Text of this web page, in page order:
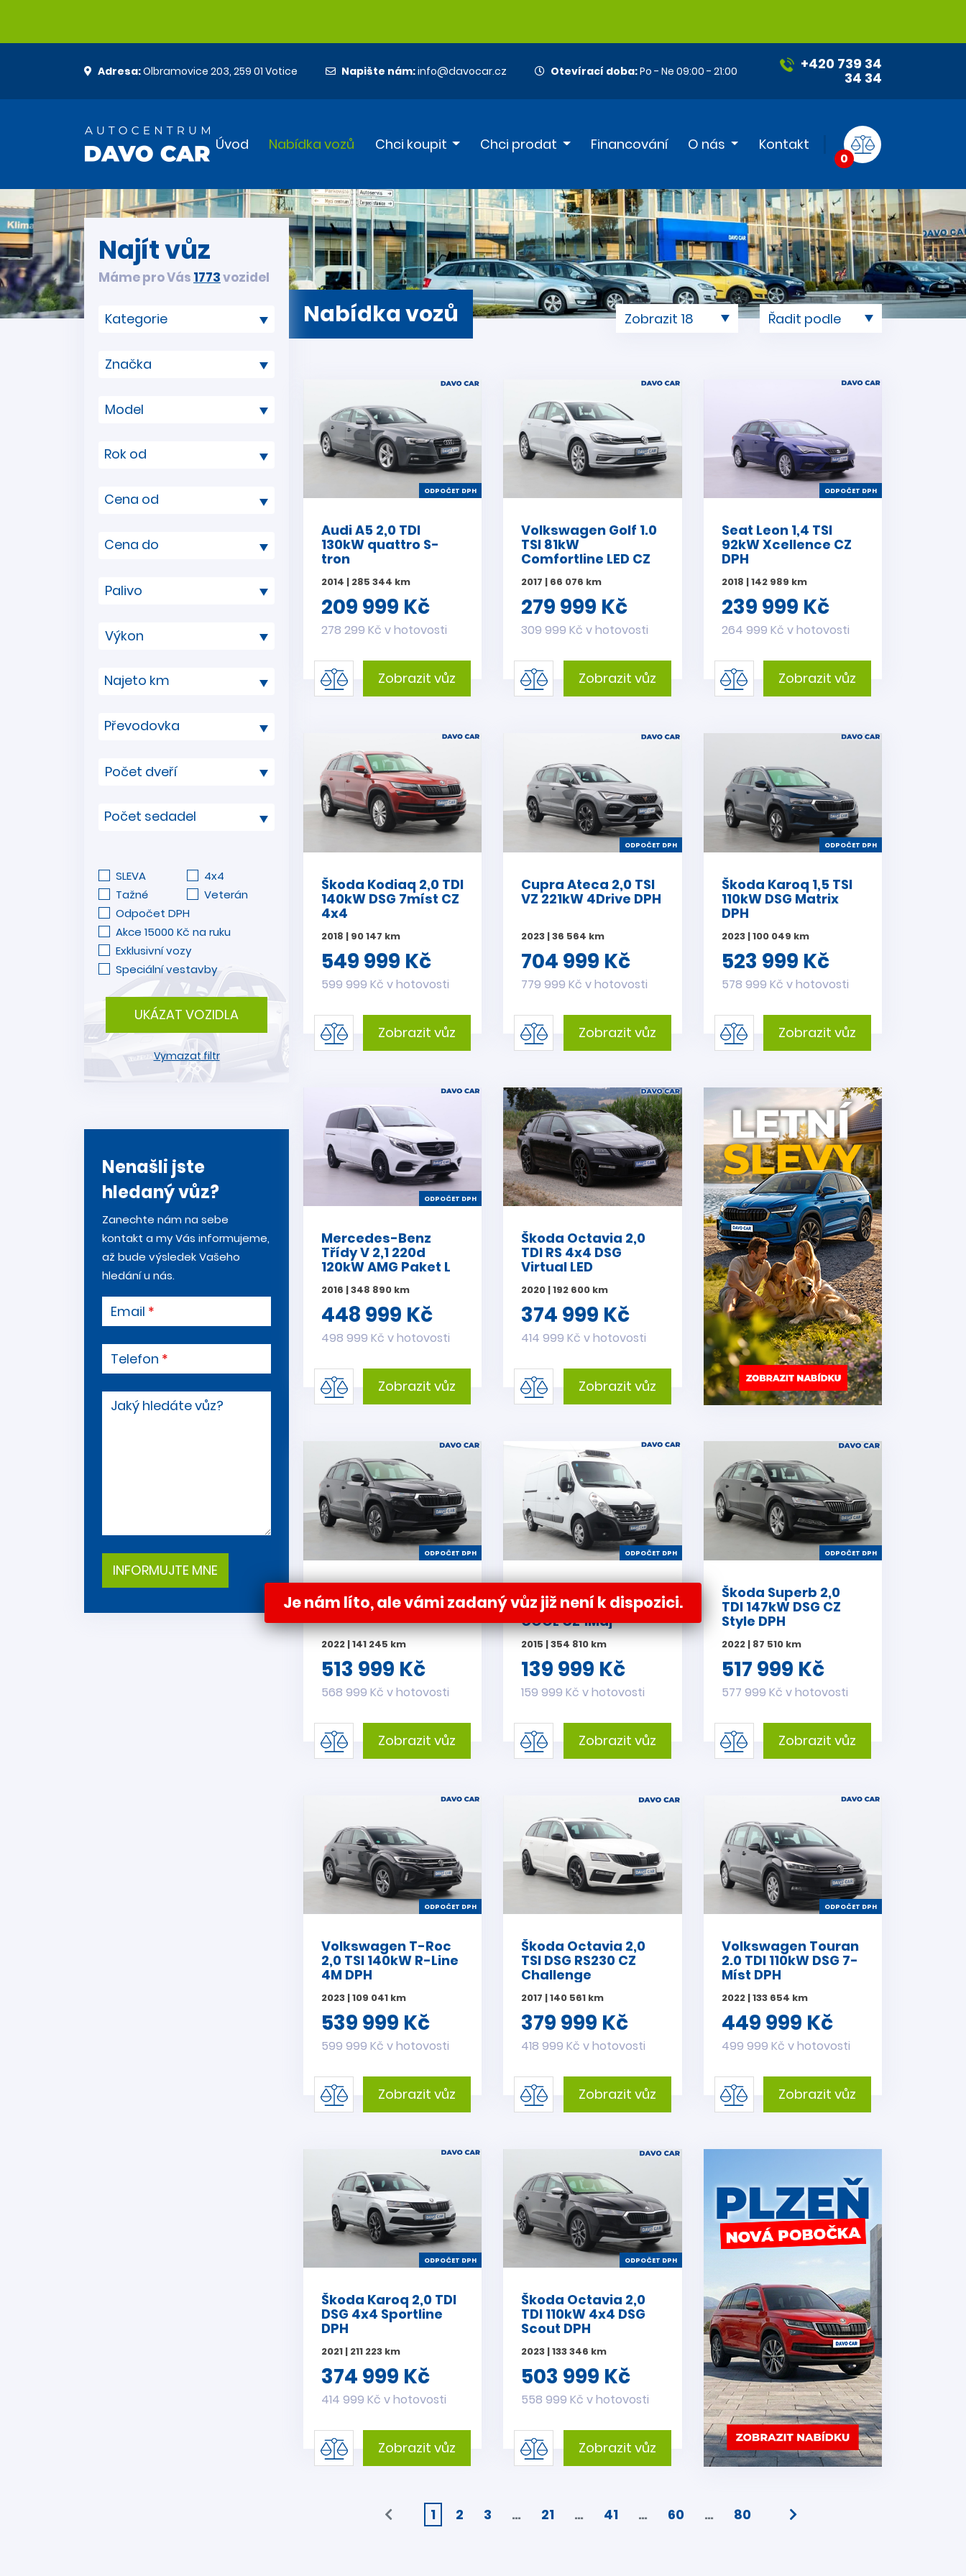
Je nám líto, ale vámi zadaný vůz již není k dispozici.
Adresa:Olbramovice 203, 259 01 Votice Napište nám:info@davocar.cz Otevírací doba:Po - Ne 09:00 - 21:00 +420 739 34
34 34
Úvod Nabídka vozů Chci koupit Chci prodat Financování O nás Kontakt
0
Nabídka vozů
Najít vůz
Máme pro Vás 1773vozidel
Rok od
Cena od
Cena do
Najeto km
Převodovka
Počet sedadel
SLEVA
4x4
Tažné
Veterán
Odpočet DPH
Akce 15000 Kč na ruku
Exklusivní vozy
Speciální vestavby
UKÁZAT VOZIDLA
Vymazat filtr
Nenašli jste
hledaný vůz?
Zanechte nám na sebe
kontakt a my Vás informujeme,
až bude výsledek Vašeho
hledání u nás.
Email
Telefon
Jaký hledáte vůz?
ODPOČET DPH
Audi A5 2,0 TDI
130kW quattro S-
tron
2014 | 285 344 km
209 999 Kč
278 299 Kč v hotovosti
Zobrazit vůz
Volkswagen Golf 1.0
TSI 81kW
Comfortline LED CZ
2017 | 66 076 km
279 999 Kč
309 999 Kč v hotovosti
Zobrazit vůz
ODPOČET DPH
Seat Leon 1,4 TSI
92kW Xcellence CZ
DPH
2018 | 142 989 km
239 999 Kč
264 999 Kč v hotovosti
Zobrazit vůz
Škoda Kodiaq 2,0 TDI
140kW DSG 7míst CZ
4x4
2018 | 90 147 km
549 999 Kč
599 999 Kč v hotovosti
Zobrazit vůz
ODPOČET DPH
Cupra Ateca 2,0 TSI
VZ 221kW 4Drive DPH
2023 | 36 564 km
704 999 Kč
779 999 Kč v hotovosti
Zobrazit vůz
ODPOČET DPH
Škoda Karoq 1,5 TSI
110kW DSG Matrix
DPH
2023 | 100 049 km
523 999 Kč
578 999 Kč v hotovosti
Zobrazit vůz
ODPOČET DPH
Mercedes-Benz
Třídy V 2,1 220d
120kW AMG Paket L
2016 | 348 890 km
448 999 Kč
498 999 Kč v hotovosti
Zobrazit vůz
Škoda Octavia 2,0
TDI RS 4x4 DSG
Virtual LED
2020 | 192 600 km
374 999 Kč
414 999 Kč v hotovosti
Zobrazit vůz
ODPOČET DPH
Škoda Karoq 2,0 TDI
DSG 4x4 Virtual DPH
2022 | 141 245 km
513 999 Kč
568 999 Kč v hotovosti
Zobrazit vůz
ODPOČET DPH
Renault Master 2,3
dCi 92kW L2H2P3
COOL CZ 1Maj
2015 | 354 810 km
139 999 Kč
159 999 Kč v hotovosti
Zobrazit vůz
ODPOČET DPH
Škoda Superb 2,0
TDI 147kW DSG CZ
Style DPH
2022 | 87 510 km
517 999 Kč
577 999 Kč v hotovosti
Zobrazit vůz
ODPOČET DPH
Volkswagen T-Roc
2,0 TSI 140kW R-Line
4M DPH
2023 | 109 041 km
539 999 Kč
599 999 Kč v hotovosti
Zobrazit vůz
Škoda Octavia 2,0
TSI DSG RS230 CZ
Challenge
2017 | 140 561 km
379 999 Kč
418 999 Kč v hotovosti
Zobrazit vůz
ODPOČET DPH
Volkswagen Touran
2.0 TDI 110kW DSG 7-
Míst DPH
2022 | 133 654 km
449 999 Kč
499 999 Kč v hotovosti
Zobrazit vůz
ODPOČET DPH
Škoda Karoq 2,0 TDI
DSG 4x4 Sportline
DPH
2021 | 211 223 km
374 999 Kč
414 999 Kč v hotovosti
Zobrazit vůz
ODPOČET DPH
Škoda Octavia 2,0
TDI 110kW 4x4 DSG
Scout DPH
2023 | 133 346 km
503 999 Kč
558 999 Kč v hotovosti
Zobrazit vůz
1 2 3 … 21 … 41 … 60 … 80